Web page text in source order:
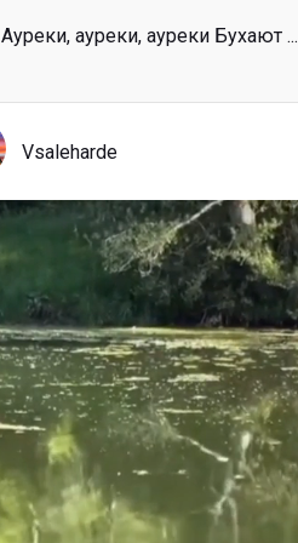
Ауреки, ауреки, ауреки Бухают ...
Vsaleharde